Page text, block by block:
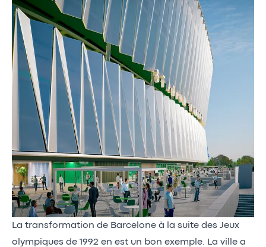
La transformation de Barcelone à la suite des Jeux
olympiques de 1992 en est un bon exemple. La ville a